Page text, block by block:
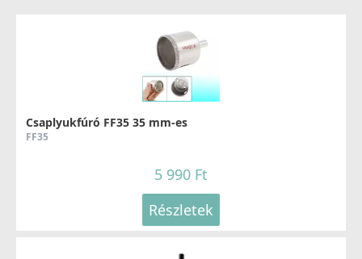
NODOR - Csaptelep NorFlow BLACKBIRD WH - A készlet
4096
Részletek
Csaplyukfúró FF35 35 mm-es
FF35
5 990 Ft
Részletek